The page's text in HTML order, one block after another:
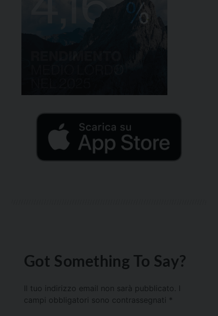
Got Something To Say?
Il tuo indirizzo email non sarà pubblicato.
campi obbligatori sono contrassegnati *